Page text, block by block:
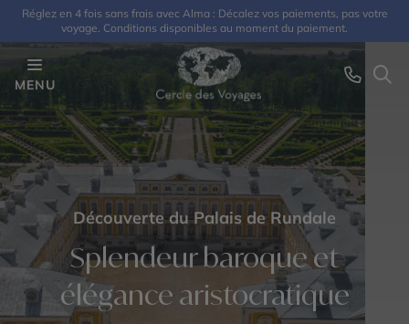
Réglez en 4 fois sans frais avec Alma : Décalez vos paiements, pas votre
voyage. Conditions disponibles au moment du paiement.
MENU
Découverte du Palais de Rundale
Splendeur baroque et
élégance aristocratique